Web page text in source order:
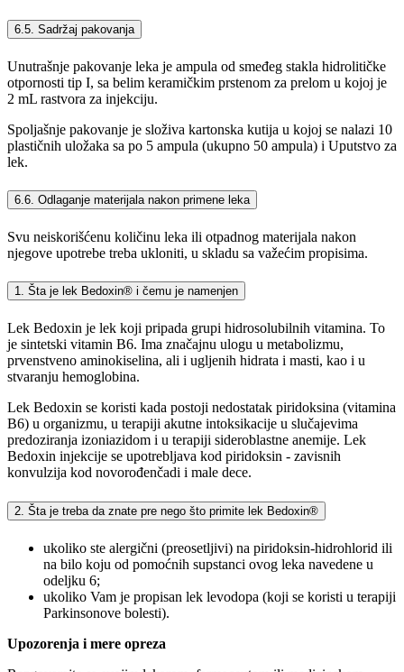
6.5. Sadržaj pakovanja
Unutrašnje pakovanje leka je ampula od smeđeg stakla hidrolitičke
otpornosti tip I, sa belim keramičkim prstenom za prelom u kojoj je
2 mL rastvora za injekciju.
Spoljašnje pakovanje je složiva kartonska kutija u kojoj se nalazi 10
plastičnih uložaka sa po 5 ampula (ukupno 50 ampula) i Uputstvo za
lek.
6.6. Odlaganje materijala nakon primene leka
Svu neiskorišćenu količinu leka ili otpadnog materijala nakon
njegove upotrebe treba ukloniti, u skladu sa važećim propisima.
1. Šta je lek Bedoxin® i čemu je namenjen
Lek Bedoxin je lek koji pripada grupi hidrosolubilnih vitamina. To
je sintetski vitamin B6. Ima značajnu ulogu u metabolizmu,
prvenstveno aminokiselina, ali i ugljenih hidrata i masti, kao i u
stvaranju hemoglobina.
Lek Bedoxin se koristi kada postoji nedostatak piridoksina (vitamina
B6) u organizmu, u terapiji akutne intoksikacije u slučajevima
predoziranja izoniazidom i u terapiji sideroblastne anemije. Lek
Bedoxin injekcije se upotrebljava kod piridoksin - zavisnih
konvulzija kod novorođenčadi i male dece.
2. Šta je treba da znate pre nego što primite lek Bedoxin®
ukoliko ste alergični (preosetljivi) na piridoksin-hidrohlorid ili
na bilo koju od pomoćnih supstanci ovog leka navedene u
odeljku 6;
ukoliko Vam je propisan lek levodopa (koji se koristi u terapiji
Parkinsonove bolesti).
Upozorenja i mere opreza